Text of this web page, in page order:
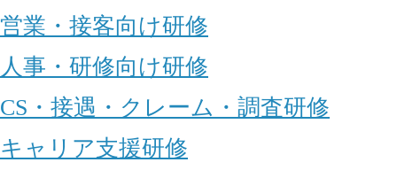
営業・接客向け研修
人事・研修向け研修
CS・接遇・クレーム・調査研修
キャリア支援研修